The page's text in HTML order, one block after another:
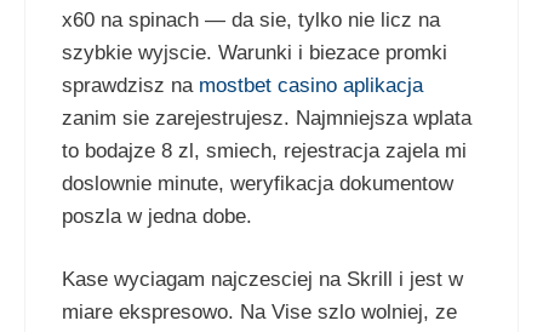
x60 na spinach — da sie, tylko nie licz na
szybkie wyjscie. Warunki i biezace promki
sprawdzisz na mostbet casino aplikacja
zanim sie zarejestrujesz. Najmniejsza wplata
to bodajze 8 zl, smiech, rejestracja zajela mi
doslownie minute, weryfikacja dokumentow
poszla w jedna dobe.
Kase wyciagam najczesciej na Skrill i jest w
miare ekspresowo. Na Vise szlo wolniej, ze